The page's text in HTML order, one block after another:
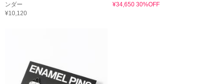
ンダー
¥10,120
¥34,650 30%OFF